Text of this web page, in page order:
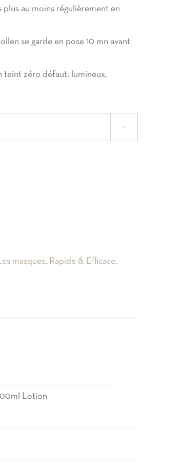
plus au moins régulièrement en
se garde en pose 10 mn avant
teint zéro défaut, lumineux,

masques, Rapide & Efficace,
Lotion